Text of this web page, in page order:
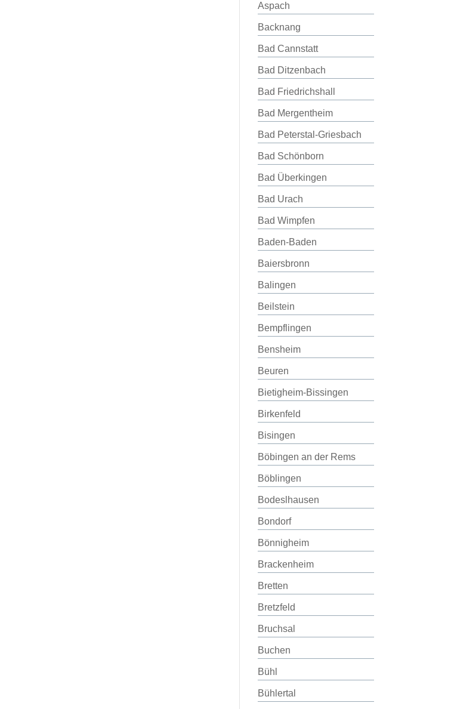
Aspach
Backnang
Bad Cannstatt
Bad Ditzenbach
Bad Friedrichshall
Bad Mergentheim
Bad Peterstal-Griesbach
Bad Schönborn
Bad Überkingen
Bad Urach
Bad Wimpfen
Baden-Baden
Baiersbronn
Balingen
Beilstein
Bempflingen
Bensheim
Beuren
Bietigheim-Bissingen
Birkenfeld
Bisingen
Böbingen an der Rems
Böblingen
Bodeslhausen
Bondorf
Bönnigheim
Brackenheim
Bretten
Bretzfeld
Bruchsal
Buchen
Bühl
Bühlertal